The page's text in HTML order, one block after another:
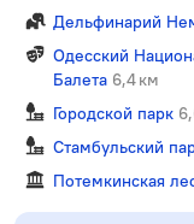
Дельфинарий
Одесский
Балета 6,4 км
Городской парк
Стамбульский
Потемкинская